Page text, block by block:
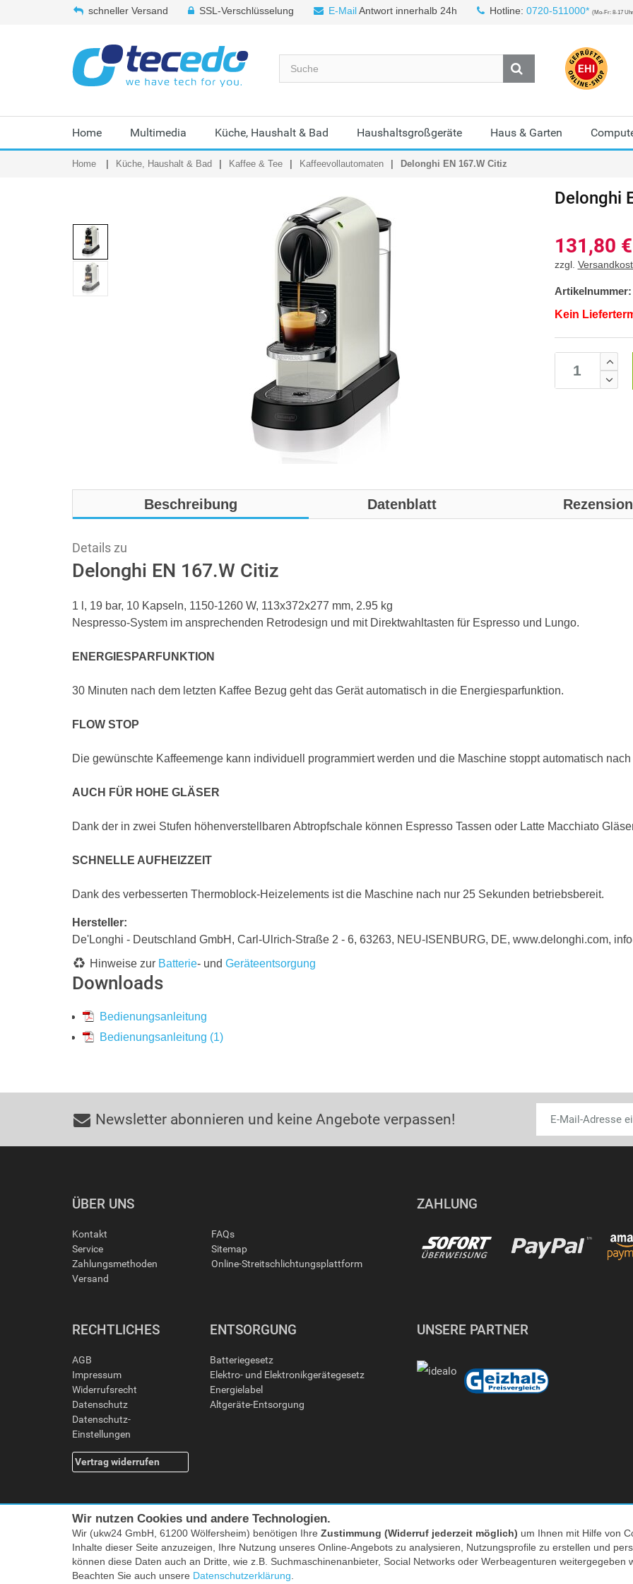
schneller Versand SSL-Verschlüsselung E-MailAntwort innerhalb 24h Hotline: 0720-511000* (Mo-Fr: 8-17
Home Multimedia Küche, Haushalt & Bad Haushaltsgroßgeräte Haus & Garten
Home Küche, Haushalt & Bad Kaffee & Tee Kaffeevollautomaten Delonghi EN 167.W Citiz
Delonghi
131,80 €
zzgl.
Artikelnummer:
Kein
Beschreibung Datenblatt
Details zu
Delonghi EN 167.W Citiz
1 l, 19 bar, 10 Kapseln, 1150-1260 W, 113x372x277 mm, 2.95 kg
Nespresso-System im ansprechenden Retrodesign und mit Direktwahltasten für Espresso und Lungo.
ENERGIESPARFUNKTION
30 Minuten nach dem letzten Kaffee Bezug geht das Gerät automatisch in die Energiesparfunktion.
FLOW STOP
Die gewünschte Kaffeemenge kann individuell programmiert werden und die Maschine stoppt automatisch
AUCH FÜR HOHE GLÄSER
Dank der in zwei Stufen höhenverstellbaren Abtropfschale können Espresso Tassen oder Latte Macchiato
SCHNELLE AUFHEIZZEIT
Dank des verbesserten Thermoblock-Heizelements ist die Maschine nach nur 25 Sekunden betriebsbereit.
Hersteller:
De'Longhi - Deutschland GmbH, Carl-Ulrich-Straße 2 - 6, 63263, NEU-ISENBURG, DE, www.delonghi.com,
Hinweise zur Batterie- und Geräteentsorgung
Downloads
Bedienungsanleitung
Bedienungsanleitung (1)
Newsletter abonnieren und keine Angebote verpassen!
ÜBER UNS
Kontakt
Service
Zahlungsmethoden
Versand
FAQs
Sitemap
Online-Streitschlichtungsplattform
ZAHLUNG
RECHTLICHES
AGB
Impressum
Widerrufsrecht
Datenschutz
Datenschutz-
Einstellungen
Vertrag widerrufen
ENTSORGUNG
Batteriegesetz
Elektro- und Elektronikgerätegesetz
Energielabel
Altgeräte-Entsorgung
UNSERE PARTNER
Facebook|twitter
Alle Preise inkl. MwSt. zzgl. Versand | *) Unverbindliche Preisempfehlung | **) Ehemaliger
Wir nutzen Cookies und andere Technologien.
Wir (ukw24 GmbH, 61200 Wölfersheim) benötigen Ihre Zustimmung (Widerruf jederzeit möglich) um Ihnen mit Hilfe von
Inhalte dieser Seite anzuzeigen, Ihre Nutzung unseres Online-Angebots zu analysieren, Nutzungsprofile zu erstellen und
können diese Daten auch an Dritte, wie z.B. Suchmaschinenanbieter, Social Networks oder Werbeagenturen
Beachten Sie auch unsere Datenschutzerklärung.